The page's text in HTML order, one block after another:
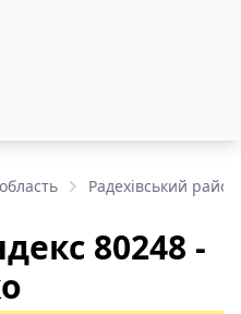
Радехівський район
80248 -